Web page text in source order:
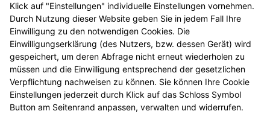
Seitenübersicht Kontakt
Impressum
Datenschutz
Barrierefreiheit
© 2026 Rathaus Apotheke
Klick auf "Einstellungen" individuelle Einstellungen vornehmen.
Durch Nutzung dieser Website geben Sie in jedem Fall Ihre
Einwilligung zu den notwendigen Cookies. Die
Einwilligungserklärung (des Nutzers, bzw. dessen Gerät) wird
gespeichert, um deren Abfrage nicht erneut wiederholen zu
müssen und die Einwilligung entsprechend der gesetzlichen
Verpflichtung nachweisen zu können. Sie können Ihre Cookie
Einstellungen jederzeit durch Klick auf das Schloss Symbol
Button am Seitenrand anpassen, verwalten und widerrufen.